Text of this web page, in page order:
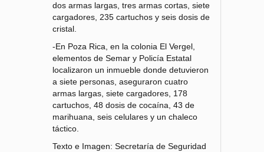
dos armas largas, tres armas cortas, siete
cargadores, 235 cartuchos y seis dosis de
cristal.
-En Poza Rica, en la colonia El Vergel,
elementos de Semar y Policía Estatal
localizaron un inmueble donde detuvieron
a siete personas, aseguraron cuatro
armas largas, siete cargadores, 178
cartuchos, 48 dosis de cocaína, 43 de
marihuana, seis celulares y un chaleco
táctico.
Texto e Imagen: Secretaría de Seguridad